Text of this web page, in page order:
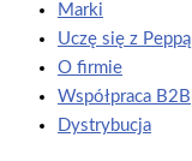
Marki
Uczę się z Peppą
O firmie
Współpraca B2B
Dystrybucja